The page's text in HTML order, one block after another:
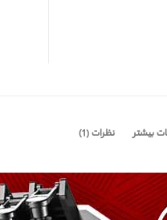
بیشتر نظرات (1)